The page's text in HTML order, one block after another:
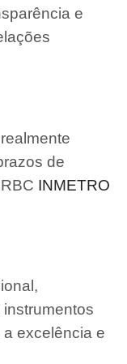
e
de
INMETRO
excelência e